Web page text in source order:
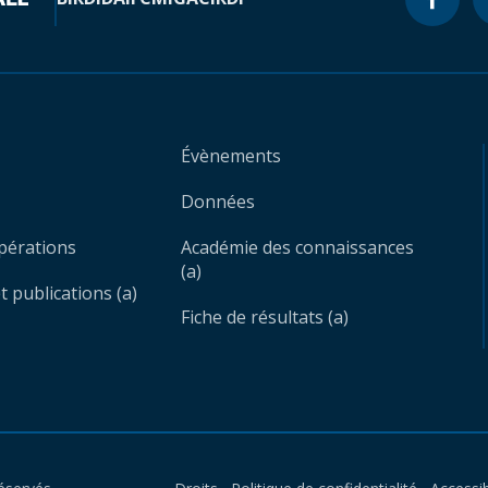
publications (a)
Évènements
Données
Académie des connaissances
(a)
Fiche de résultats (a)